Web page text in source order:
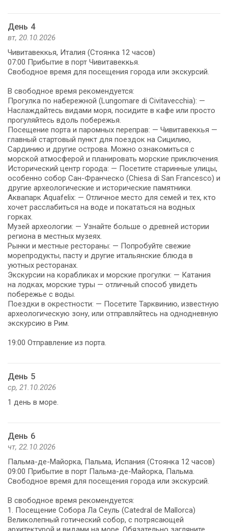
День 4
вт, 20.10.2026
Чивитавеккья, Италия (Стоянка 12 часов)
07:00 Прибытие в порт Чивитавеккья.
Свободное время для посещения города или экскурсий.
В свободное время рекомендуется:
Прогулка по набережной (Lungomare di Civitavecchia): —
Наслаждайтесь видами моря, посидите в кафе или просто
прогуляйтесь вдоль побережья.
Посещение порта и паромных переправ: — Чивитавеккья —
главный стартовый пункт для поездок на Сицилию,
Сардинию и другие острова. Можно ознакомиться с
морской атмосферой и планировать морские приключения.
Исторический центр города: — Посетите старинные улицы,
особенно собор Сан-Франческо (Chiesa di San Francesco) и
другие археологические и исторические памятники.
Аквапарк Aquafelix: — Отличное место для семей и тех, кто
хочет расслабиться на воде и покататься на водных
горках.
Музей археологии: — Узнайте больше о древней истории
региона в местных музеях.
Рынки и местные рестораны: — Попробуйте свежие
морепродукты, пасту и другие итальянские блюда в
уютных ресторанах.
Экскурсии на корабликах и морские прогулки: — Катания
на лодках, морские туры — отличный способ увидеть
побережье с воды.
Поездки в окрестности: — Посетите Тарквинию, известную
археологическую зону, или отправляйтесь на однодневную
экскурсию в Рим.
19:00 Отправление из порта.
День 5
ср, 21.10.2026
1 день в море.
День 6
чт, 22.10.2026
Пальма-де-Майорка, Пальма, Испания (Стоянка 12 часов)
09:00 Прибытие в порт Пальма-де-Майорка, Пальма.
Свободное время для посещения города или экскурсий.
В свободное время рекомендуется:
1. Посещение Собора Ла Сеуль (Catedral de Mallorca)
Великолепный готический собор, с потрясающей